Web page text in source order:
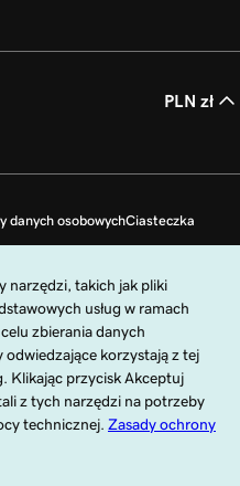
PLN zł
danych osobowychCiasteczka
Company, LLC. Wszelkie prawa
zastrzeżonym znakiem towarowym
w Stanach Zjednoczonych i innych
znakiem towarowym firmy
Zjednoczonych.
określonym warunkom
zobowiązania wynikające z
ogólnego